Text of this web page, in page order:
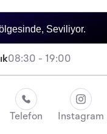
Seviliyor.
08:30 - 19:00
Telefon Instagram